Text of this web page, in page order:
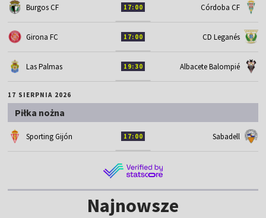
Burgos CF 17:00 Córdoba CF
Girona FC 17:00 CD Leganés
Las Palmas 19:30 Albacete Balompié
17 SIERPNIA 2026
Piłka nożna
Sporting Gijón 17:00 Sabadell
Najnowsze